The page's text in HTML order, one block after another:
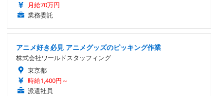
月給70万円
業務委託
アニメ好き必見 アニメグッズのピッキング作業
株式会社ワールドスタッフィング
東京都
時給1,400円～
派遣社員